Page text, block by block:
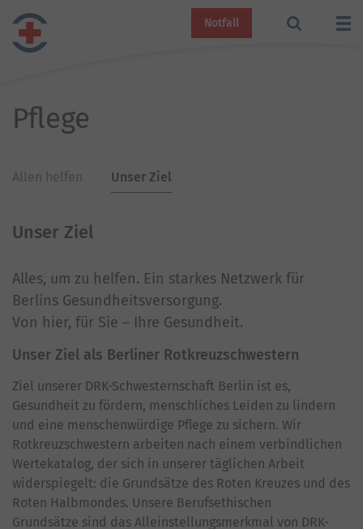
Notfall
Pflege
Allen helfen Unser Ziel
Unser Ziel
Alles, um zu helfen. Ein starkes Netzwerk für
Berlins Gesundheitsversorgung.
Von hier, für Sie – Ihre Gesundheit.
Unser Ziel als Berliner Rotkreuzschwestern
Ziel unserer DRK-Schwesternschaft Berlin ist es,
Gesundheit zu fördern, menschliches Leiden zu lindern
und eine menschenwürdige Pflege zu sichern. Wir
Rotkreuzschwestern arbeiten nach einem verbindlichen
Wertekatalog, der sich in unserer täglichen Arbeit
widerspiegelt: die Grundsätze des Roten Kreuzes und des
Roten Halbmondes. Unsere Berufsethischen
Grundsätze sind das Alleinstellungsmerkmal von DRK-